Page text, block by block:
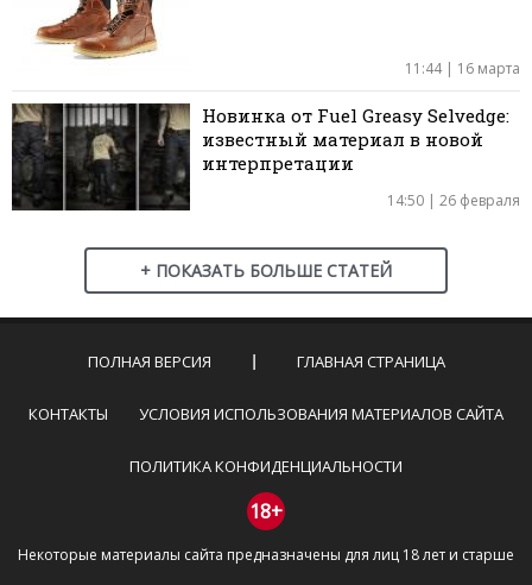
11:44 | 16 марта
Новинка от Fuel Greasy Selvedge:
известный материал в новой
интерпретации
14:50 | 26 февраля
+ ПОКАЗАТЬ БОЛЬШЕ СТАТЕЙ
ПОЛНАЯ ВЕРСИЯ ГЛАВНАЯ СТРАНИЦА
КОНТАКТЫ УСЛОВИЯ ИСПОЛЬЗОВАНИЯ МАТЕРИАЛОВ САЙТА
ПОЛИТИКА КОНФИДЕНЦИАЛЬНОСТИ
18+
Некоторые материалы сайта предназначены для лиц 18 лет и старше